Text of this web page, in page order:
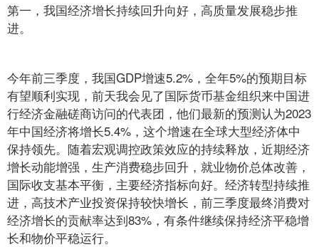
第一，我国经济增长持续回升向好，高质量发展稳步推
进。
今年前三季度，我国GDP增速5.2%，全年5%的预期目标
有望顺利实现，前天我会见了国际货币基金组织来中国进
行经济金融磋商访问的代表团，他们最新的预测认为2023
年中国经济将增长5.4%，这个增速在全球大型经济体中
保持领先。随着宏观调控政策效应的持续释放，近期经济
增长动能增强，生产消费稳步回升，就业物价总体改善，
国际收支基本平衡，主要经济指标向好。经济转型持续推
进，高技术产业投资保持较快增长，前三季度最终消费对
经济增长的贡献率达到83%，有条件继续保持经济平稳增
长和物价平稳运行。